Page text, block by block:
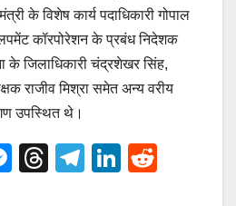
के विशेष कार्य पदाधिकारी गोपाल
कॉरपोरेशन के प्रबंध निदेशक
के जिलाधिकारी चंद्रशेखर सिंह,
राजीव मिश्रा समेत अन्य वरीय
उपस्थित थे।
M
T
T
Li